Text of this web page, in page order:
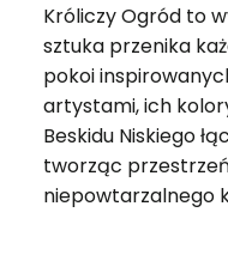
Króliczy Ogród to
sztuka przenika
pokoi
artystami, ich
Beskidu Niskiego
tworząc
niepowtarzalnego